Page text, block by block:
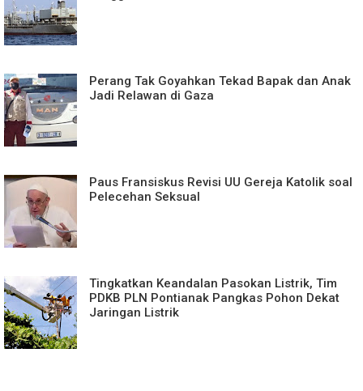
Perang Tak Goyahkan Tekad Bapak dan Anak
Jadi Relawan di Gaza
Paus Fransiskus Revisi UU Gereja Katolik soal
Pelecehan Seksual
Tingkatkan Keandalan Pasokan Listrik, Tim
PDKB PLN Pontianak Pangkas Pohon Dekat
Jaringan Listrik